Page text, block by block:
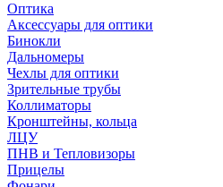
Оптика
Аксессуары для оптики
Бинокли
Дальномеры
Чехлы для оптики
Зрительные трубы
Коллиматоры
Кронштейны, кольца
ЛЦУ
ПНВ и Тепловизоры
Прицелы